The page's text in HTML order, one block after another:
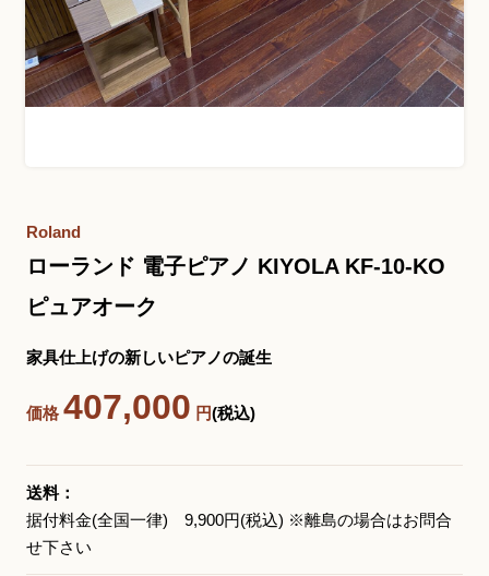
お問い合わせ総合窓口
お問い合わせフォーム
三木楽器 開成館
Roland
ローランド 電子ピアノ KIYOLA KF-10-KO
ピュアオーク
家具仕上げの新しいピアノの誕生
価格407,000 円(税込)
送料：
据付料金(全国一律) 9,900円(税込) ※離島の場合はお問合
せ下さい